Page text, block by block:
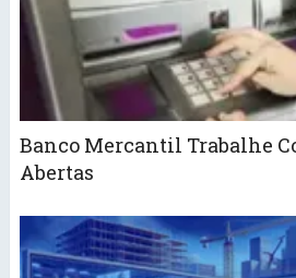
Banco Mercantil Trabalhe
Abertas